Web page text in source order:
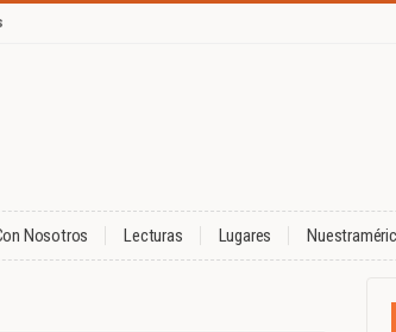
Nosotros Lecturas Lugares